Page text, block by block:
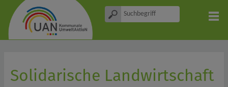
Solidarische Landwirtschaft